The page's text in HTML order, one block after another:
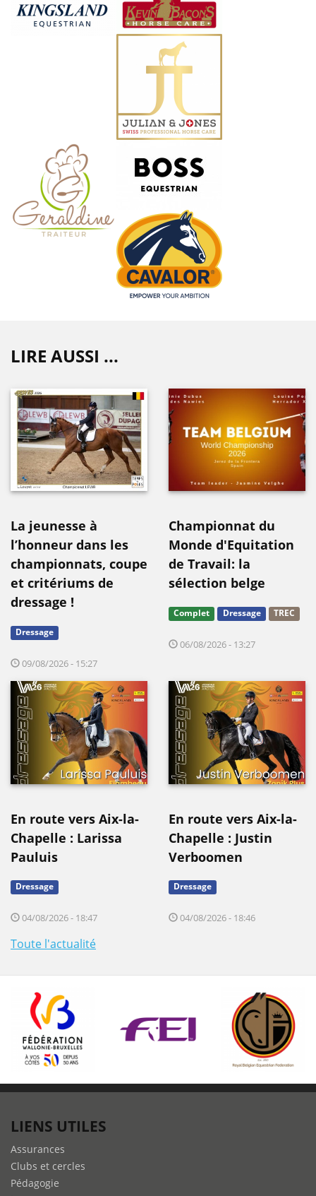
LIRE AUSSI ...
La jeunesse à
l’honneur dans les
championnats, coupe
et critériums de
dressage !
Dressage
09/08/2026 - 15:27
Championnat du
Monde d'Equitation
de Travail: la
sélection belge
Complet Dressage TREC
06/08/2026 - 13:27
En route vers Aix-la-
Chapelle : Larissa
Pauluis
Dressage
04/08/2026 - 18:47
En route vers Aix-la-
Chapelle : Justin
Verboomen
Dressage
04/08/2026 - 18:46
Toute l'actualité
LIENS UTILES
Assurances
Clubs et cercles
Pédagogie